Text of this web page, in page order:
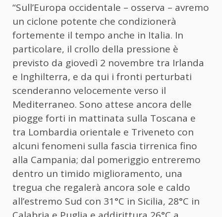
“Sull’Europa occidentale – osserva – avremo
un ciclone potente che condizionerà
fortemente il tempo anche in Italia. In
particolare, il crollo della pressione è
previsto da giovedì 2 novembre tra Irlanda
e Inghilterra, e da qui i fronti perturbati
scenderanno velocemente verso il
Mediterraneo. Sono attese ancora delle
piogge forti in mattinata sulla Toscana e
tra Lombardia orientale e Triveneto con
alcuni fenomeni sulla fascia tirrenica fino
alla Campania; dal pomeriggio entreremo
dentro un timido miglioramento, una
tregua che regalerà ancora sole e caldo
all’estremo Sud con 31°C in Sicilia, 28°C in